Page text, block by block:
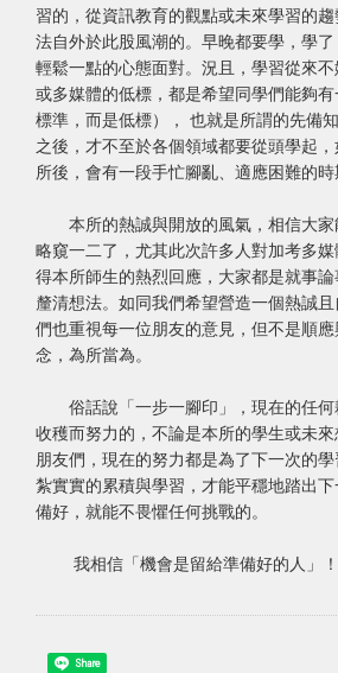
習的，從資訊教育的觀點或未來學習的
法自外於此股風潮的。早晚都要學，學
輕鬆一點的心態面對。況且，學習從來
或多媒體的低標，都是希望同學們能夠
標準，而是低標）， 也就是所謂的先備
之後，才不至於各個領域都要從頭學起
所後，會有一段手忙腳亂、適應困難的時
本所的熱誠與開放的風氣，相信大家
略窺一二了，尤其此次許多人對加考多
得本所師生的熱烈回應，大家都是就事論
釐清想法。如同我們希望營造一個熱誠
們也重視每一位朋友的意見，但不是順
念，為所當為。
俗話說「一步一腳印」，現在的任何
收穫而努力的，不論是本所的學生或未
朋友們，現在的努力都是為了下一次的
紮實實的累積與學習，才能平穩地踏出
備好，就能不畏懼任何挑戰的。
我相信「機會是留給準備好的人」！
Share